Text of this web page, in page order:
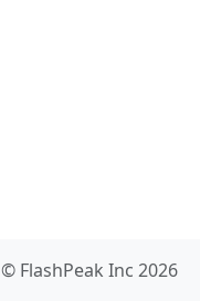
© FlashPeak Inc 2026